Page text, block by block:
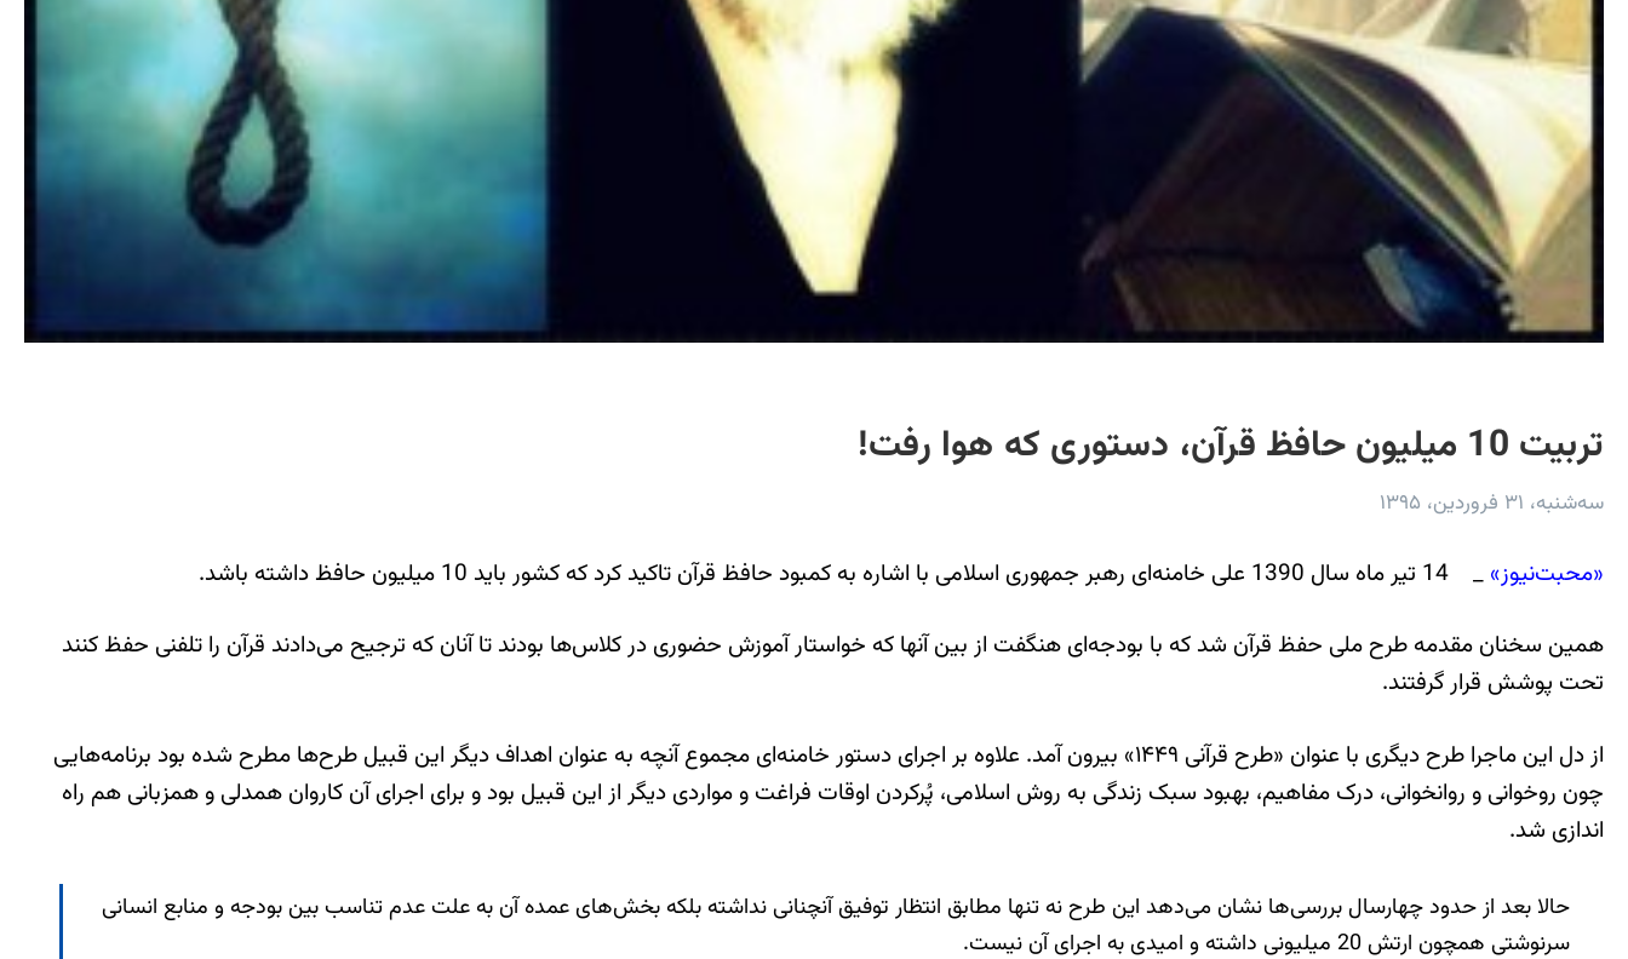
تربیت 10 میلیون حافظ قرآن، دستوری که هوا رفت!
سه‌شنبه، ۳۱ فروردین، ۱۳۹۵
«محبت‌نیوز» _ 14 تیر ماه سال 1390 علی خامنه‌ای رهبر جمهوری اسلامی با اشاره به کمبود حافظ قرآن تاکید کرد که کشور باید 10 میلیون حافظ داشته باشد.
همین سخنان مقدمه طرح ملی حفظ قرآن شد که با بودجه‌ای هنگفت از بین آنها که خواستار آموزش حضوری در کلاس‌ها بودند تا آنان که ترجیح می‌دادند قرآن را تلفنی حفظ کنند
تحت پوشش قرار گرفتند.
از دل این ماجرا طرح دیگری با عنوان «طرح قرآنی ۱۴۴۹» بیرون آمد. علاوه بر اجرای دستور خامنه‌ای مجموع آنچه به عنوان اهداف دیگر این قبیل طرح‌ها مطرح شده بود برنامه‌هایی
چون روخوانی و روانخوانی، درک مفاهیم، بهبود سبک زندگی به روش اسلامی، پُرکردن اوقات فراغت و مواردی دیگر از این قبیل بود و برای اجرای آن کاروان همدلی و همزبانی هم راه
اندازی شد.
حالا بعد از حدود چهارسال بررسی‌ها نشان می‌دهد این طرح نه تنها مطابق انتظار توفیق آنچنانی نداشته بلکه بخش‌های عمده آن به علت عدم تناسب بین بودجه و منابع انسانی
سرنوشتی همچون ارتش 20 میلیونی داشته و امیدی به اجرای آن نیست.